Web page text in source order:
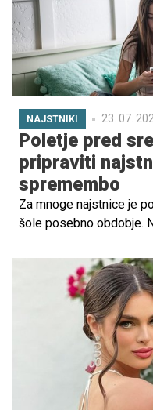
NAJSTNIKI 23. 07.
Poletje pred
pripraviti
spremembo
Za mnoge najstnice je
šole posebno obdobje.
domačih nalog, v
vznemirjenje,